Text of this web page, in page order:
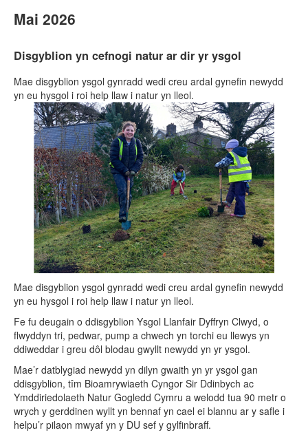
Mai 2026
Disgyblion yn cefnogi natur ar dir yr ysgol
Mae disgyblion ysgol gynradd wedi creu ardal gynefin newydd
yn eu hysgol i roi help llaw i natur yn lleol.
Mae disgyblion ysgol gynradd wedi creu ardal gynefin newydd
yn eu hysgol i roi help llaw i natur yn lleol.
Fe fu deugain o ddisgyblion Ysgol Llanfair Dyffryn Clwyd, o
flwyddyn tri, pedwar, pump a chwech yn torchi eu llewys yn
ddiweddar i greu dôl blodau gwyllt newydd yn yr ysgol.
Mae’r datblygiad newydd yn dilyn gwaith yn yr ysgol gan
ddisgyblion, tîm Bioamrywiaeth Cyngor Sir Ddinbych ac
Ymddiriedolaeth Natur Gogledd Cymru a welodd tua 90 metr o
wrych y gerddinen wyllt yn bennaf yn cael ei blannu ar y safle i
helpu’r pilaon mwyaf yn y DU sef y gylfinbraff.